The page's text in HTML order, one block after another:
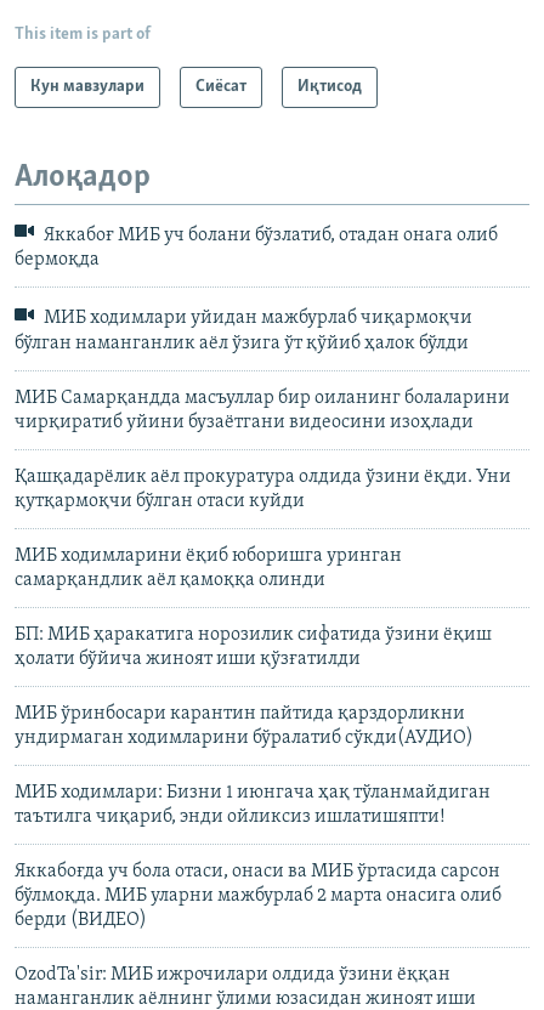
This item is part of
Кун мавзулари Сиёсат Иқтисод
Алоқадор
Яккабоғ МИБ уч болани бўзлатиб, отадан онага олиб
бермоқда
МИБ ходимлари уйидан мажбурлаб чиқармоқчи
бўлган наманганлик аёл ўзига ўт қўйиб ҳалок бўлди
МИБ Самарқандда масъуллар бир оиланинг болаларини
чирқиратиб уйини бузаётгани видеосини изоҳлади
Қашқадарёлик аёл прокуратура олдида ўзини ёқди. Уни
қутқармоқчи бўлган отаси куйди
МИБ ходимларини ёқиб юборишга уринган
самарқандлик аёл қамоққа олинди
БП: МИБ ҳаракатига норозилик сифатида ўзини ëқиш
ҳолати бўйича жиноят иши қўзғатилди
МИБ ўринбосари карантин пайтида қарздорликни
ундирмаган ходимларини бўралатиб сўкди(АУДИО)
МИБ ходимлари: Бизни 1 июнгача ҳақ тўланмайдиган
таътилга чиқариб, энди ойликсиз ишлатишяпти!
Яккабоғда уч бола отаси, онаси ва МИБ ўртасида сарсон
бўлмоқда. МИБ уларни мажбурлаб 2 марта онасига олиб
берди (ВИДЕО)
OzodTa'sir: МИБ ижрочилари олдида ўзини ёққан
наманганлик аёлнинг ўлими юзасидан жиноят иши